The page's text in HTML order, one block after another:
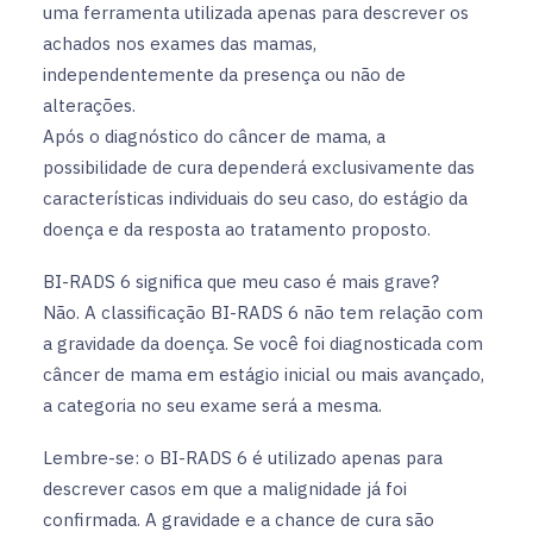
uma ferramenta utilizada apenas para descrever os
achados nos exames das mamas,
independentemente da presença ou não de
alterações.
Após o diagnóstico do câncer de mama, a
possibilidade de cura dependerá exclusivamente das
características individuais do seu caso, do estágio da
doença e da resposta ao tratamento proposto.
BI-RADS 6 significa que meu caso é mais grave?
Não. A classificação BI-RADS 6 não tem relação com
a gravidade da doença. Se você foi diagnosticada com
câncer de mama em estágio inicial ou mais avançado,
a categoria no seu exame será a mesma.
Lembre-se: o BI-RADS 6 é utilizado apenas para
descrever casos em que a malignidade já foi
confirmada. A gravidade e a chance de cura são